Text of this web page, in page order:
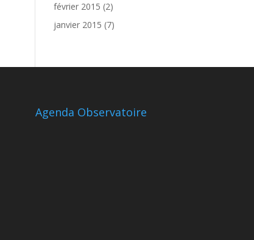
février 2015 (2)
janvier 2015 (7)
Agenda Observatoire